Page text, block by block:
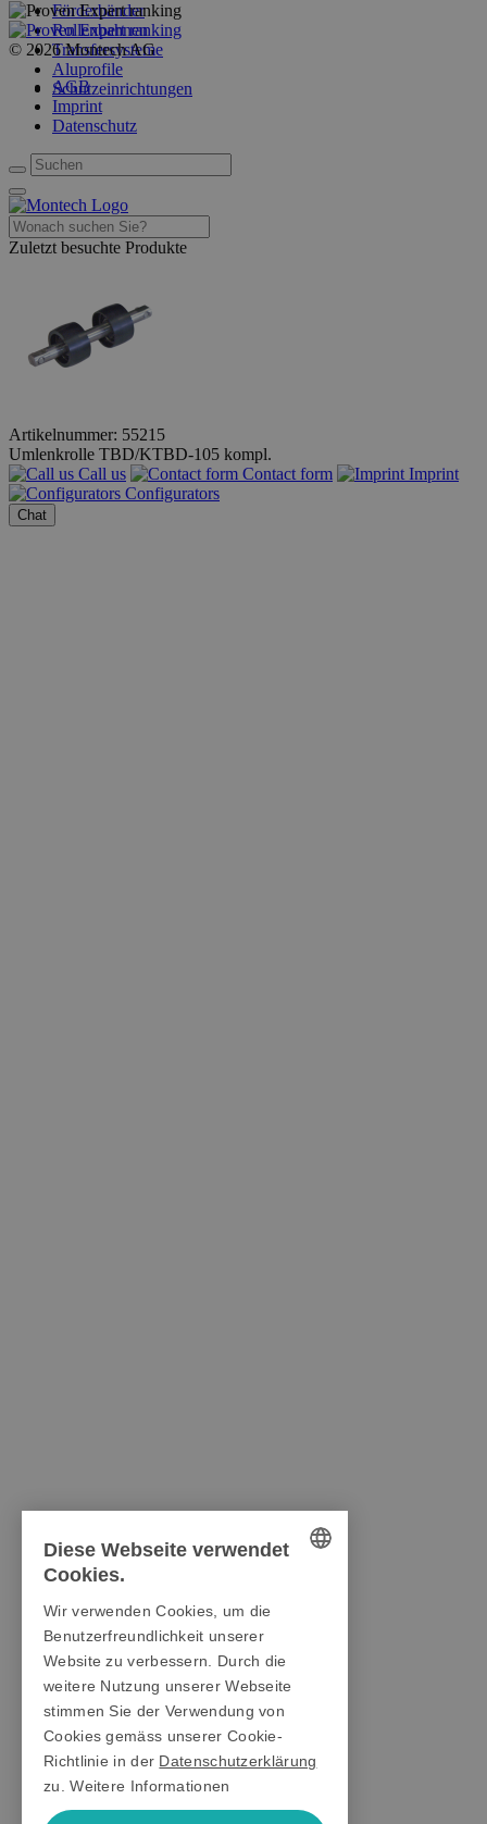
Förderbänder
Rollenbahnen
Transfersysteme
Aluprofile
Schutzeinrichtungen
© 2026 Montech AG
AGB
Imprint
Datenschutz
Zuletzt besuchte Produkte
Artikelnummer: 55215
Umlenkrolle TBD/KTBD-105 kompl.
Call us
Contact form
Imprint
Configurators
Chat
ENGLISH
ITALIAN
Diese Webseite verwendet
Cookies.
Wir verwenden Cookies, um die
Benutzerfreundlichkeit unserer
Website zu verbessern. Durch die
weitere Nutzung unserer Webseite
stimmen Sie der Verwendung von
Cookies gemäss unserer Cookie-
Richtlinie in der Datenschutzerklärung
zu.
Weitere Informationen